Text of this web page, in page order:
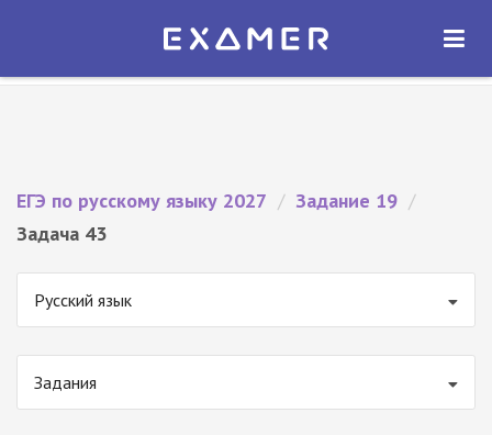
Экзамер — ЕГЭ 2027
ОТКРЫТЬ
ЕГЭ по русскому языку 2027 / Задание 19 /
Задача 43
Русский язык
Задания